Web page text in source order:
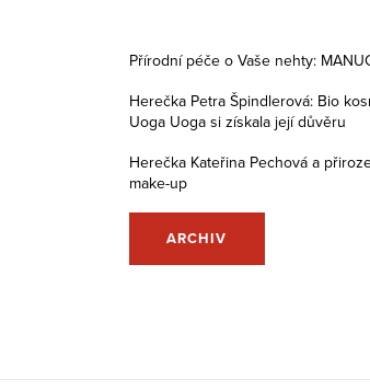
Přírodní péče o Vaše nehty:
Herečka Petra Špindlerová: Bio
Uoga Uoga si získala její důvěru
Herečka Kateřina Pechová a
make-up
ARCHIV